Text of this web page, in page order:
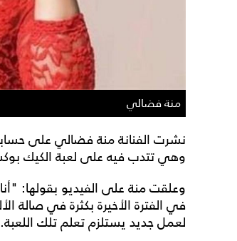
منة فضالي
نشرت الفنانة منة فضالي على
وهي تتدب فيه على لعبة الكيك
وعلقت منة على الفيديو بقولها:
في الفترة الأخيرة بكثرة في صالة
لعمل جديد يستلزم تعلم تلك اللعبة.